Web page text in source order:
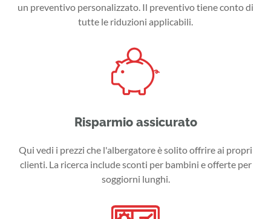
un preventivo personalizzato. Il preventivo tiene conto di
tutte le riduzioni applicabili.
Risparmio assicurato
Qui vedi i prezzi che l'albergatore è solito offrire ai propri
clienti. La ricerca include sconti per bambini e offerte per
soggiorni lunghi.